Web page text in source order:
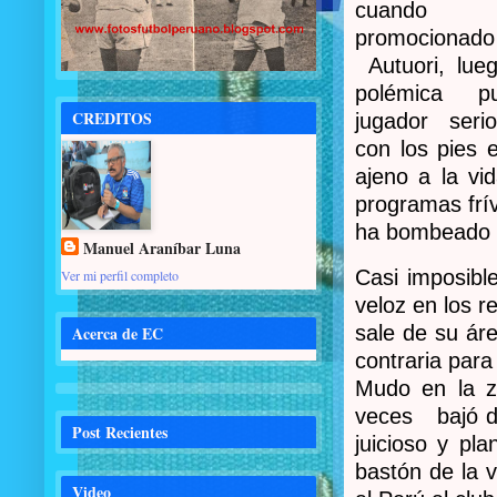
Autuori,
polémica
jugador
con los pies
ajeno a la
programas
ha
Casi
veloz en los
sale de su
contraria
Mudo en la
veces bajó
juicioso y
bastón de la
CREDITOS
Manuel Araníbar Luna
Ver mi perfil completo
Acerca de EC
Post Recientes
Video